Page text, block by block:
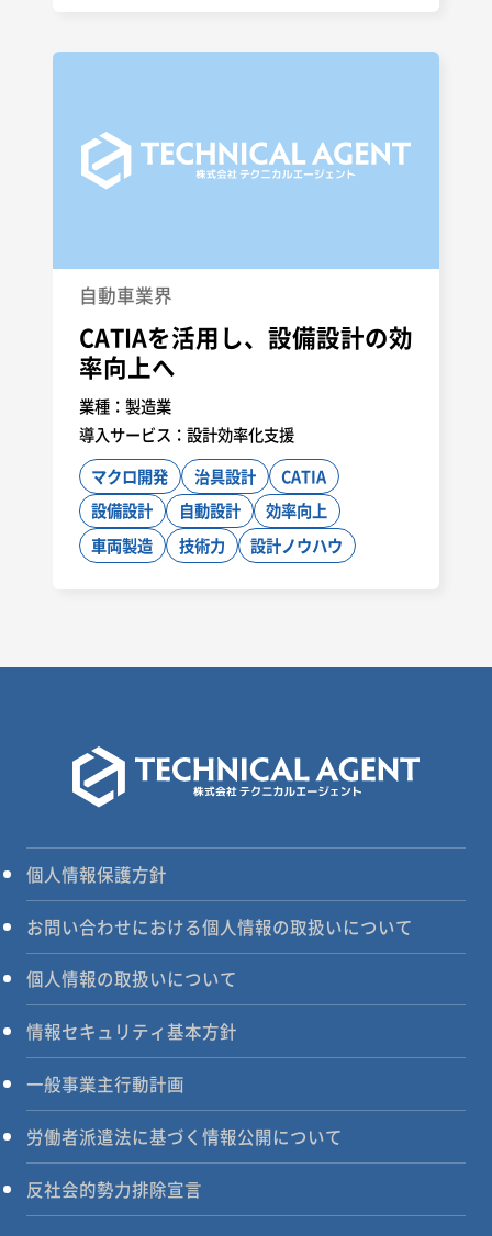
自動車業界
CATIAを活用し、設備設計の効
率向上へ
業種： 製造業
導入サービス： 設計効率化支援
マクロ開発
治具設計
CATIA
設備設計
自動設計
効率向上
車両製造
技術力 設計ノウハウ
個人情報保護方針
お問い合わせにおける個人情報の取扱いについて
個人情報の取扱いについて
情報セキュリティ基本方針
一般事業主行動計画
労働者派遣法に基づく情報公開について
反社会的勢力排除宣言